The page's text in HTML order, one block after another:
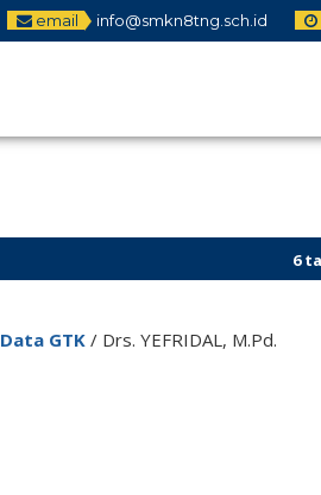
email info@smkn8tng.sch.id
6
Data GTK/ Drs. YEFRIDAL, M.Pd.